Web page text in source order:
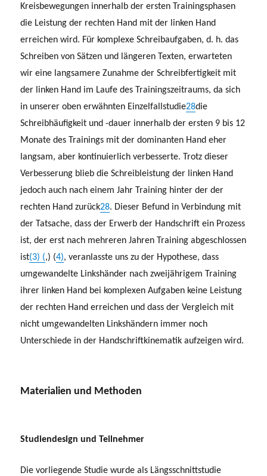
Kreisbewegungen innerhalb der ersten Trainingsphasen
die Leistung der rechten Hand mit der linken Hand
erreichen wird. Für komplexe Schreibaufgaben, d. h. das
Schreiben von Sätzen und längeren Texten, erwarteten
wir eine langsamere Zunahme der Schreibfertigkeit mit
der linken Hand im Laufe des Trainingszeitraums, da sich
in unserer oben erwähnten Einzelfallstudie28die
Schreibhäufigkeit und -dauer innerhalb der ersten 9 bis 12
Monate des Trainings mit der dominanten Hand eher
langsam, aber kontinuierlich verbesserte. Trotz dieser
Verbesserung blieb die Schreibleistung der linken Hand
jedoch auch nach einem Jahr Training hinter der der
rechten Hand zurück28. Dieser Befund in Verbindung mit
der Tatsache, dass der Erwerb der Handschrift ein Prozess
ist, der erst nach mehreren Jahren Training abgeschlossen
ist(3) (,) (4), veranlasste uns zu der Hypothese, dass
umgewandelte Linkshänder nach zweijährigem Training
ihrer linken Hand bei komplexen Aufgaben keine Leistung
der rechten Hand erreichen und dass der Vergleich mit
nicht umgewandelten Linkshändern immer noch
Unterschiede in der Handschriftkinematik aufzeigen wird.
Materialien und Methoden
Studiendesign und Teilnehmer
Die vorliegende Studie wurde als Längsschnittstudie